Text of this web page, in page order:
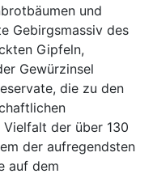
und
Gebirgsmassiv des
Gipfeln,
Gewürzinsel
die zu den
der über 130
der aufregendsten
auf dem